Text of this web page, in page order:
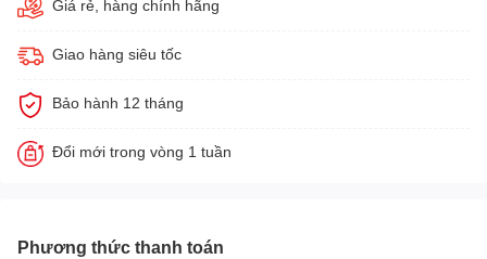
Giá rẻ, hàng chính hãng
Giao hàng siêu tốc
Bảo hành 12 tháng
Đổi mới trong vòng 1 tuần
Phương thức thanh toán